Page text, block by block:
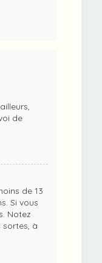
de
de 13
Si vous
Notez
à